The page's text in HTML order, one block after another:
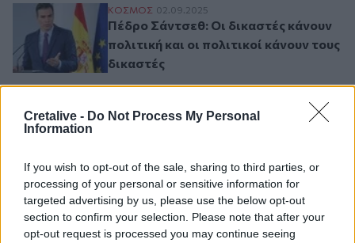
Cretalive - Do Not Process My Personal
Information
If you wish to opt-out of the sale, sharing to third parties, or
processing of your personal or sensitive information for
targeted advertising by us, please use the below opt-out
section to confirm your selection. Please note that after your
opt-out request is processed you may continue seeing
Πέδρο Σάντσεθ: Οι δικαστές κάνουν
ΚΟΣΜΟΣ 02.09.2025
Πέδρο Σάντσεθ: Οι δικαστές κάνουν
πολιτική και οι πολιτικοί κάνουν τους
δικαστές
Προφυλακίστηκε πρώην Πρόεδρος του
Προφυλακίστηκε πρώην Πρόεδρος
Σελιδοποίηση
Προηγούμενη σελίδα
Current page
1 Next page